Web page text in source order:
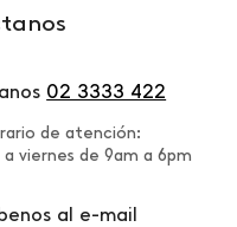
02 3333 422
de atención:
a viernes de 9am a 6pm
al e-mail